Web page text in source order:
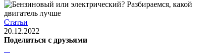
Статьи
20.12.2022
Поделиться с друзьями